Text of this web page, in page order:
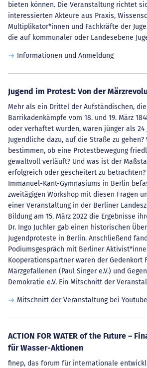
bieten können. Die Veranstaltung richtet
interessierten Akteure aus Praxis,
Multiplikator*innen und Fachkräfte der
die auf kommunaler oder Landesebene
Informationen und Anmeldung
Jugend im Protest: Von der
Mehr als ein Drittel der Aufständischen,
Barrikadenkämpfe vom 18. und 19. März
oder verhaftet wurden, waren jünger als 24
Jugendliche dazu, auf die Straße zu gehen?
bestimmen, ob eine Protestbewegung
gewaltvoll verläuft? Und was ist der
erfolgreich oder gescheitert zu
Immanuel-Kant-Gymnasiums in Berlin
zweitägigen Workshop mit diesen Fragen
einer Veranstaltung in der Berliner
Bildung am 15. März 2022 die Ergebnisse
Dr. Ingo Juchler gab einen historischen
Jugendproteste in Berlin. Anschließend
Podiumsgespräch mit Berliner
Kooperationspartner waren der Gedenkort
Märzgefallenen (Paul Singer e.V.) und
Demokratie e.V. Ein Mitschnitt der
Mitschnitt der Veranstaltung bei Youtube
ACTION FOR WATER of the Future –
für Wasser-Aktionen
finep, das forum für internationale